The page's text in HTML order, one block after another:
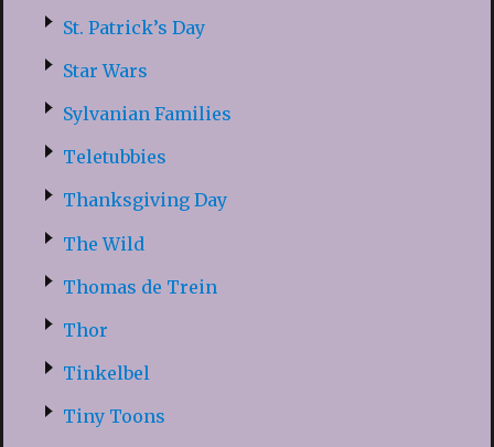
St. Patrick’s Day
Star Wars
Sylvanian Families
Teletubbies
Thanksgiving Day
The Wild
Thomas de Trein
Thor
Tinkelbel
Tiny Toons